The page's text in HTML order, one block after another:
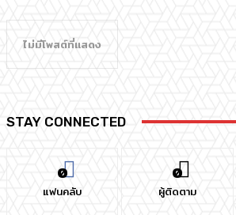
ไม่มีโพสต์ที่แสดง
STAY CONNECTED
0
แฟนคลับ
0
ผู้ติดตาม